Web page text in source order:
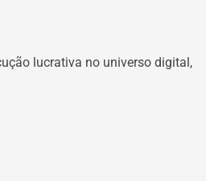
lucrativa no universo digital,